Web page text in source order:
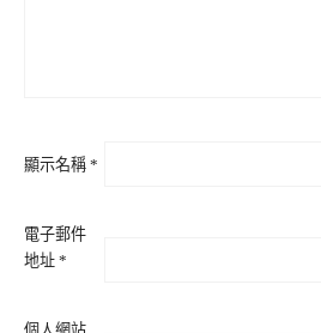
顯示名稱 *
電子郵件
地址 *